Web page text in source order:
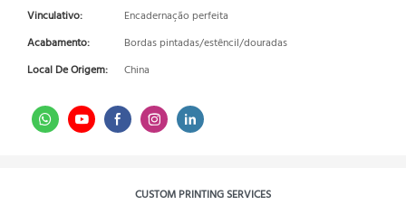
Vinculativo:
Encadernação perfeita
Acabamento:
Bordas pintadas/estêncil/douradas
Local De Origem:
China
CUSTOM PRINTING SERVICES